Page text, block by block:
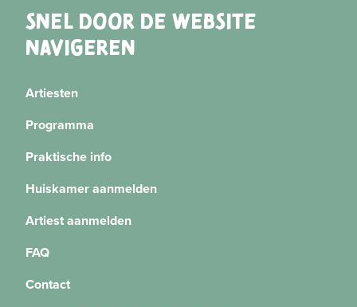
SNEL DOOR DE WEBSITE
NAVIGEREN
Artiesten
Programma
Praktische info
Huiskamer aanmelden
Artiest aanmelden
FAQ
Contact